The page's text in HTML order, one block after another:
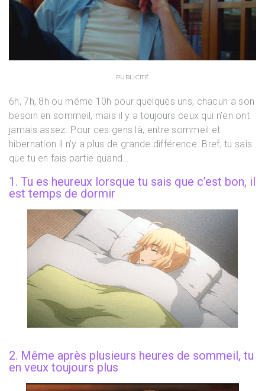
PUBLICITÉ
6h, 7h, 8h ou même 10h pour quelques uns, chacun a son
besoin en sommeil, mais il y a toujours ceux qui n’en ont
jamais assez. Pour ces gens là, entre sommeil et
hibernation il n’y a plus de grande différence. Bref, tu sais
que tu en fais partie quand…
1. Tu es heureux lorsque tu sais que c’est bon, il
est temps de dormir
2. Même après plusieurs heures de sommeil, tu
en veux toujours plus